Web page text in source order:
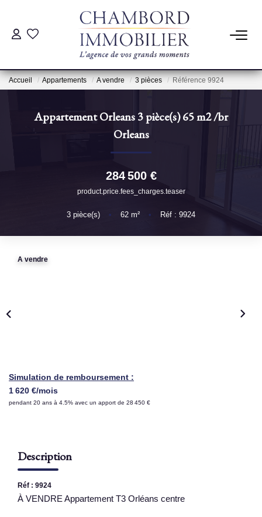
ACHAT
ESTIMATION
Estimation Par Un Professionnel
GESTION
Nos Témoignages
Accueil Appartements A vendre 3 pièces Référence 9924
Appartement Orleans 3 pièce(s) 65 m2/br
Orleans
284 500 €
product.price.fees_charges.teaser
3 pièce(s) • 62 m² • Réf : 9924
A vendre
Simulation de remboursement :
1 620 €/mois
pendant 20 ans à 4.5% avec un apport de 28 450 €
Description
Réf : 9924
À VENDRE Appartement T3 Orléans centre